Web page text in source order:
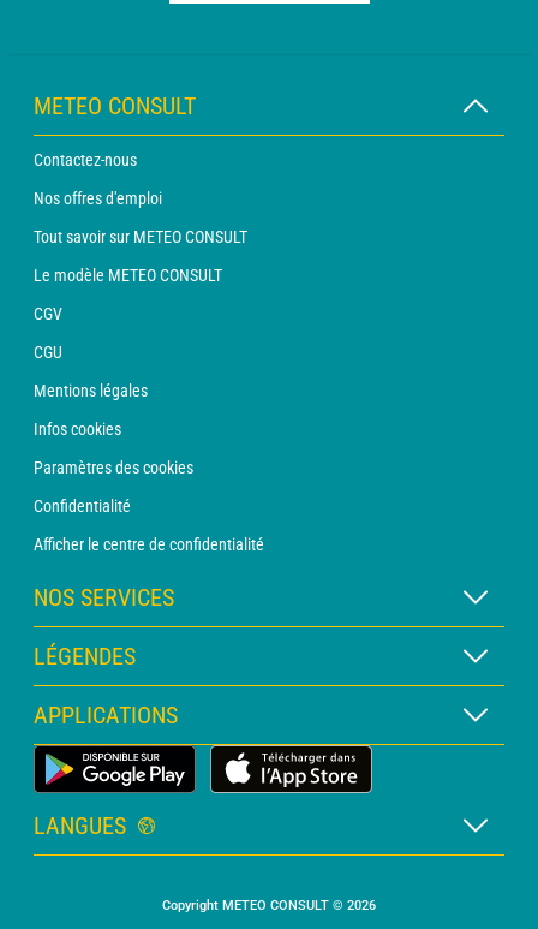
METEO CONSULT
Contactez-nous
Nos offres d'emploi
Tout savoir sur METEO CONSULT
Le modèle METEO CONSULT
CGV
CGU
Mentions légales
Infos cookies
Paramètres des cookies
Confidentialité
Afficher le centre de confidentialité
NOS SERVICES
Abonnement METEO Xpert
Abonnement METEO PRO
Consultation avec un prévisionniste
Bulletin PRO
LÉGENDES
Légende des cartes
Légende des pictogrammes
Glossaire
APPLICATIONS
Application Météo Terrestre
LANGUES
Copyright METEO CONSULT © 2026